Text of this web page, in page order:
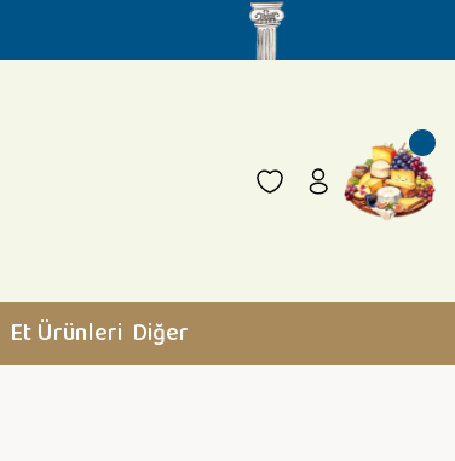
Et Ürünleri Diğer